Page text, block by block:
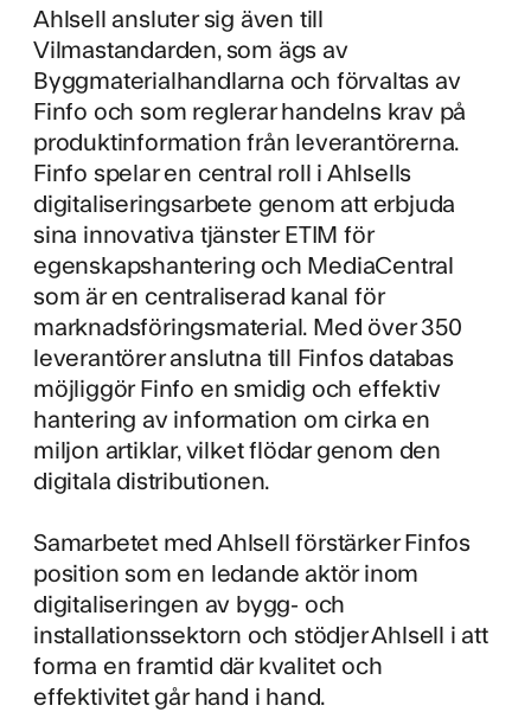
Ahlsell ansluter sig även till
Vilmastandarden, som ägs av
Byggmaterialhandlarna och förvaltas av
Finfo och som reglerar handelns krav på
produktinformation från leverantörerna.
Finfo spelar en central roll i Ahlsells
digitaliseringsarbete genom att erbjuda
sina innovativa tjänsterETIM för
egenskapshantering och MediaCentral
som är en centraliserad kanal för
marknadsföringsmaterial. Med över 350
leverantörer anslutna till Finfos databas
möjliggör Finfo en smidig och effektiv
hantering av information om cirka en
miljon artiklar, vilket flödar genom den
digitala distributionen.
Samarbetet med Ahlsell förstärker Finfos
position som en ledande aktör inom
digitaliseringen av bygg- och
installationssektorn och stödjer Ahlsell i att
forma en framtid där kvalitet och
effektivitet går hand i hand.